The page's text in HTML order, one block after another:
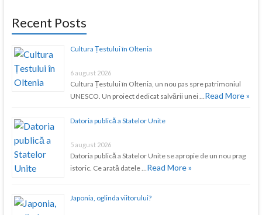
Recent Posts
Cultura Țestului în Oltenia
6 august 2026
Cultura Țestului în Oltenia, un nou pas spre patrimoniul
UNESCO. Un proiect dedicat salvării unei … Read More »
Datoria publică a Statelor Unite
5 august 2026
Datoria publică a Statelor Unite se apropie de un nou prag
istoric. Ce arată datele … Read More »
Japonia, oglinda viitorului?